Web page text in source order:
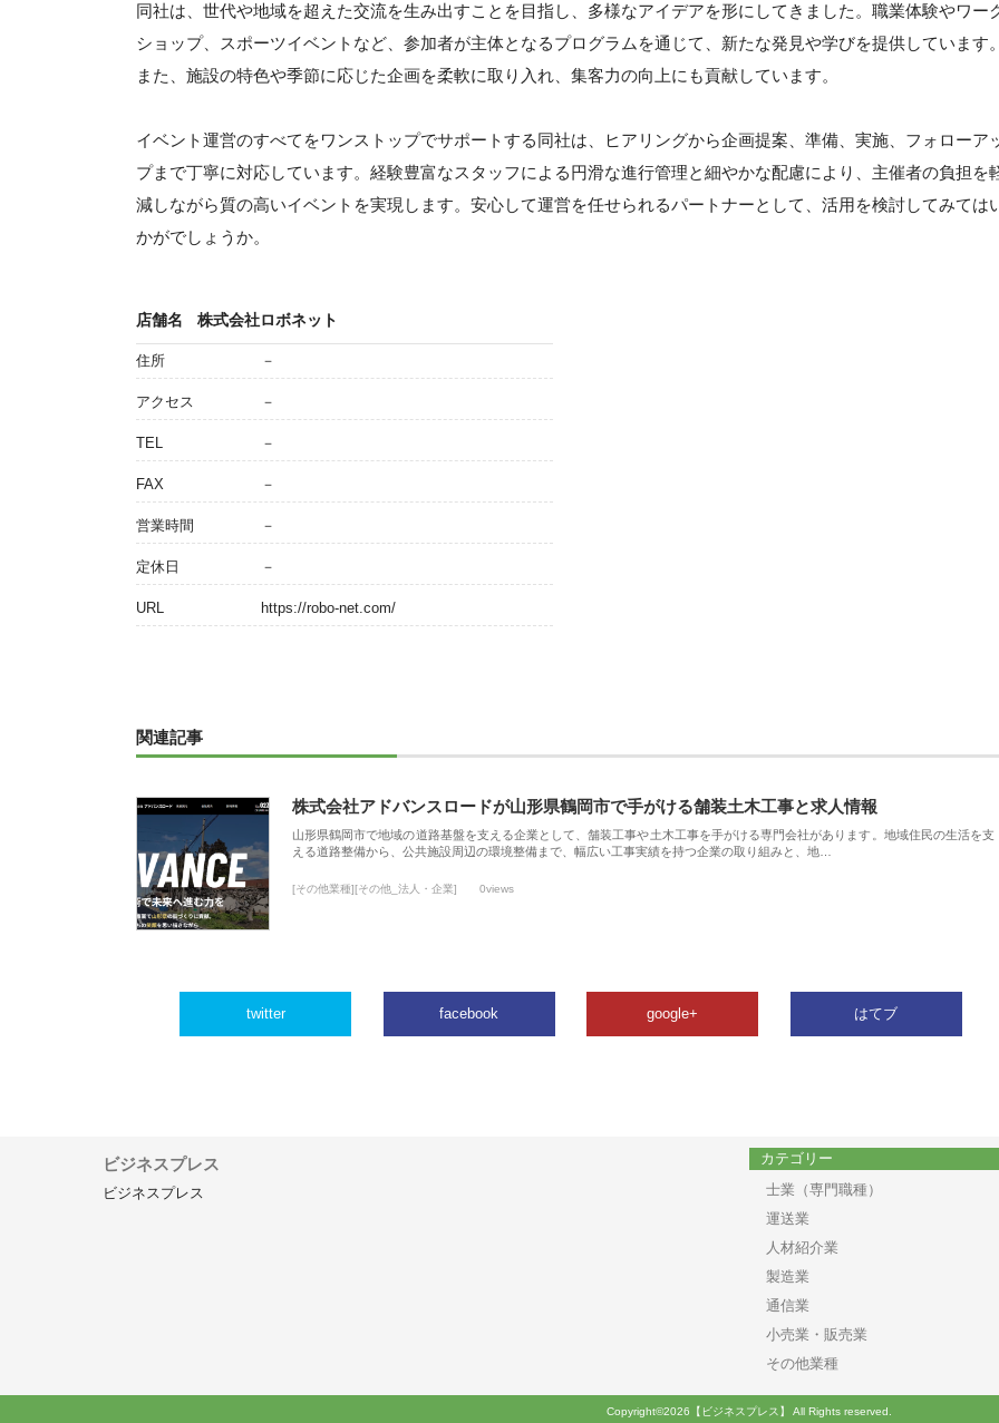
同社は、世代や地域を超えた交流を生み出すことを目指し、多様なアイデアを形にしてきました。職業体験やワー
ショップ、スポーツイベントなど、参加者が主体となるプログラムを通じて、新たな発見や学びを提供しています。
また、施設の特色や季節に応じた企画を柔軟に取り入れ、集客力の向上にも貢献しています。
イベント運営のすべてをワンストップでサポートする同社は、ヒアリングから企画提案、準備、実施、フォローア
プまで丁寧に対応しています。経験豊富なスタッフによる円滑な進行管理と細やかな配慮により、主催者の負担を
減しながら質の高いイベントを実現します。安心して運営を任せられるパートナーとして、活用を検討してみては
かがでしょうか。
店舗名 株式会社ロボネット
住所 －
アクセス －
TEL －
FAX －
営業時間 －
定休日 －
URL https://robo-net.com/
関連記事
株式会社アドバンスロードが山形県鶴岡市で手がける舗装土木工事と求人情報
山形県鶴岡市で地域の道路基盤を支える企業として、舗装工事や土木工事を手がける専門会社があります。地域住民の生活を支
える道路整備から、公共施設周辺の環境整備まで、幅広い工事実績を持つ企業の取り組みと、地…
[その他業種][その他_法人・企業] 0views
twitter facebook google+ はてブ
ビジネスプレス
ビジネスプレス
カテゴリー
士業（専門職種）
運送業
人材紹介業
製造業
通信業
小売業・販売業
その他業種
Copyright©2026【ビジネスプレス】 All Rights reserved.